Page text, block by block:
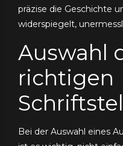
präzise die Geschichte
widerspiegelt,
Auswahl
richtigen
Bei der Auswahl eines